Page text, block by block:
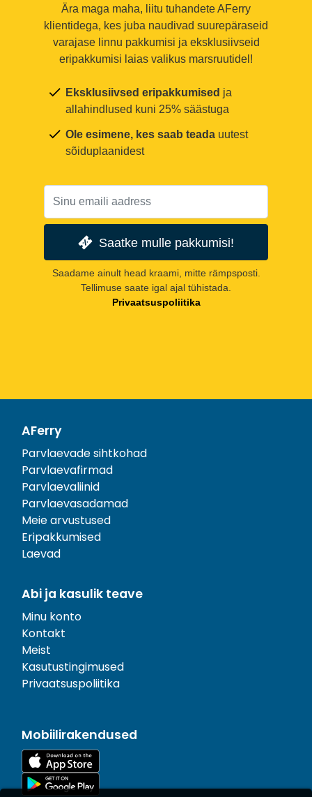
Ära maga maha, liitu tuhandete AFerry
klientidega, kes juba naudivad suurepäraseid
varajase linnu pakkumisi ja eksklusiivseid
eripakkumisi laias valikus marsruutidel!
Eksklusiivsed eripakkumised ja
allahindlused kuni 25% säästuga
Ole esimene, kes saab teada uutest
sõiduplaanidest
Saatke mulle pakkumisi!
Saadame ainult head kraami, mitte rämpsposti.
Tellimuse saate igal ajal tühistada.
Privaatsuspoliitika
AFerry
Parvlaevade sihtkohad
Parvlaevafirmad
Parvlaevaliinid
Parvlaevasadamad
Meie arvustused
Eripakkumised
Laevad
Abi ja kasulik teave
Minu konto
Kontakt
Meist
Kasutustingimused
Privaatsuspoliitika
Mobiilirakendused